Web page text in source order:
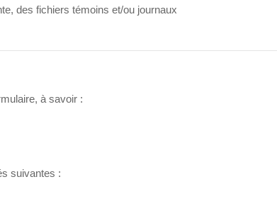
des fichiers témoins et/ou journaux
à savoir :
suivantes :